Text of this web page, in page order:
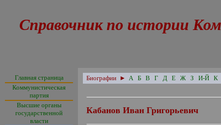
Справочник по истории
Главная страница
Коммунистическая
партия
Высшие органы
государственной
власти
Биографии ► А Б В Г Д Е Ж З И-Й К
Кабанов Иван Григорьевич